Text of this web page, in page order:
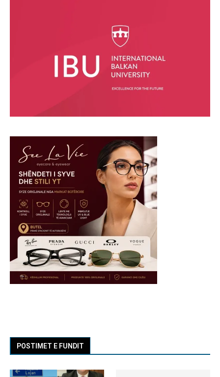
POSTIMET E FUNDIT